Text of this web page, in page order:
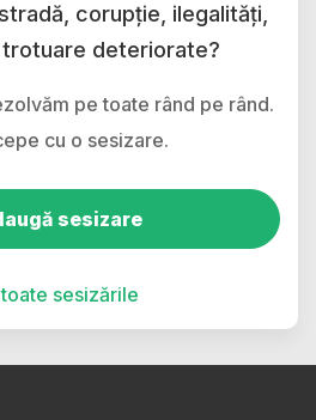
corupție, ilegalități,
trotuare deteriorate?
pe toate rând pe rând.
cu o sesizare.
sesizare
sesizările